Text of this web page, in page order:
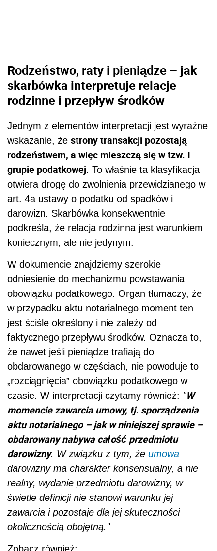
Rodzeństwo, raty i pieniądze – jak
skarbówka interpretuje relacje
rodzinne i przepływ środków
Jednym z elementów interpretacji jest wyraźne
wskazanie, że strony transakcji pozostają
rodzeństwem, a więc mieszczą się w tzw. I
grupie podatkowej. To właśnie ta klasyfikacja
otwiera drogę do zwolnienia przewidzianego w
art. 4a ustawy o podatku od spadków i
darowizn. Skarbówka konsekwentnie
podkreśla, że relacja rodzinna jest warunkiem
koniecznym, ale nie jedynym.
W dokumencie znajdziemy szerokie
odniesienie do mechanizmu powstawania
obowiązku podatkowego. Organ tłumaczy, że
w przypadku aktu notarialnego moment ten
jest ściśle określony i nie zależy od
faktycznego przepływu środków. Oznacza to,
że nawet jeśli pieniądze trafiają do
obdarowanego w częściach, nie powoduje to
„rozciągnięcia” obowiązku podatkowego w
czasie. W interpretacji czytamy również: "W
momencie zawarcia umowy, tj. sporządzenia
aktu notarialnego – jak w niniejszej sprawie –
obdarowany nabywa całość przedmiotu
darowizny. W związku z tym, że umowa
darowizny ma charakter konsensualny, a nie
realny, wydanie przedmiotu darowizny, w
świetle definicji nie stanowi warunku jej
zawarcia i pozostaje dla jej skuteczności
okolicznością obojętną."
Zobacz również: